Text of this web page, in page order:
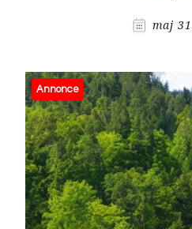
maj
Annonce